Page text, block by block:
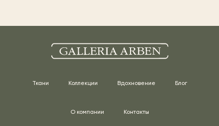
Ткани Коллекции Вдохновение Блог
О компании Контакты